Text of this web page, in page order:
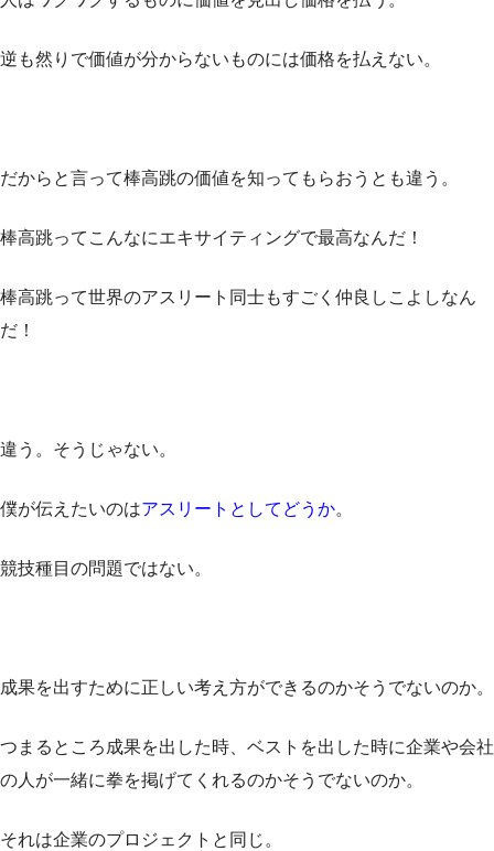
逆も然りで価値が分からないものには価格を払えない。
だからと言って棒高跳の価値を知ってもらおうとも違う。
棒高跳ってこんなにエキサイティングで最高なんだ！
棒高跳って世界のアスリート同士もすごく仲良しこよしなん
だ！
違う。そうじゃない。
僕が伝えたいのはアスリートとしてどうか。
競技種目の問題ではない。
成果を出すために正しい考え方ができるのかそうでないのか。
つまるところ成果を出した時、ベストを出した時に企業や会社
の人が一緒に拳を掲げてくれるのかそうでないのか。
それは企業のプロジェクトと同じ。